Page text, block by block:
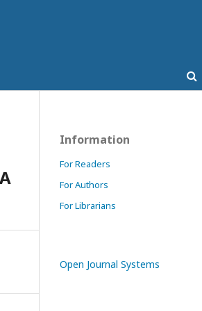
Information
For Readers
For Authors
For Librarians
Open Journal Systems